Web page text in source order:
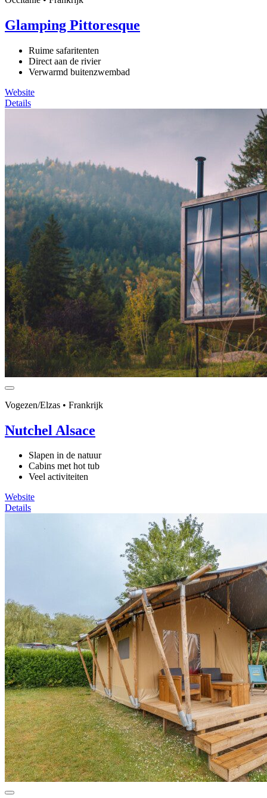
Glamping Pittoresque
Ruime safaritenten
Direct aan de rivier
Verwarmd buitenzwembad
Website
Details
Vogezen/Elzas • Frankrijk
Nutchel Alsace
Slapen in de natuur
Cabins met hot tub
Veel activiteiten
Website
Details